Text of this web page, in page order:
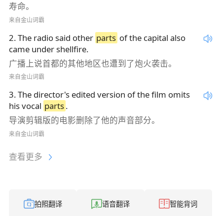
寿命。
来自金山词霸
2.The radio said other parts of the capital also
came under shellfire.
广播上说首都的其他地区也遭到了炮火袭击。
来自金山词霸
3.The director's edited version of the film omits
his vocal parts.
导演剪辑版的电影删除了他的声音部分。
来自金山词霸
查看更多
拍照翻译 语音翻译 智能背词